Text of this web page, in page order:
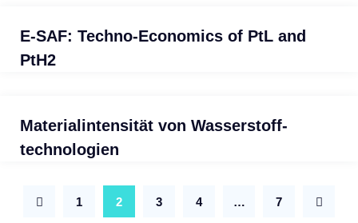
E-SAF: Techno-Economics of PtL and
PtH2
Material­intensität von Wasserstoff­
technologien
1 2 3 4 … 7